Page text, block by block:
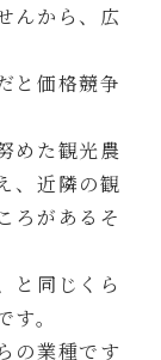
んから、広
と価格競争
めた観光農
、近隣の観
ろがあるそ
と同じくら
。
の業種です